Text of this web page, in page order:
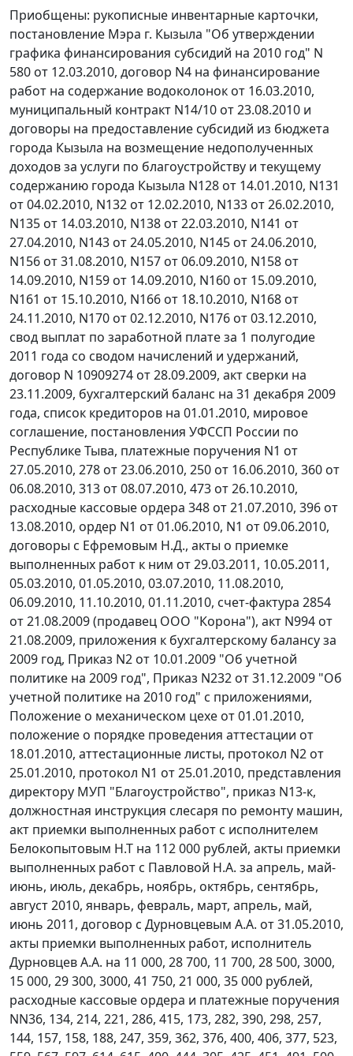
Приобщены: рукописные инвентарные карточки,
постановление Мэра г. Кызыла "Об утверждении
графика финансирования субсидий на 2010 год" N
580 от 12.03.2010, договор N4 на финансирование
работ на содержание водоколонок от 16.03.2010,
муниципальный контракт N14/10 от 23.08.2010 и
договоры на предоставление субсидий из бюджета
города Кызыла на возмещение недополученных
доходов за услуги по благоустройству и текущему
содержанию города Кызыла N128 от 14.01.2010, N131
от 04.02.2010, N132 от 12.02.2010, N133 от 26.02.2010,
N135 от 14.03.2010, N138 от 22.03.2010, N141 от
27.04.2010, N143 от 24.05.2010, N145 от 24.06.2010,
N156 от 31.08.2010, N157 от 06.09.2010, N158 от
14.09.2010, N159 от 14.09.2010, N160 от 15.09.2010,
N161 от 15.10.2010, N166 от 18.10.2010, N168 от
24.11.2010, N170 от 02.12.2010, N176 от 03.12.2010,
свод выплат по заработной плате за 1 полугодие
2011 года со сводом начислений и удержаний,
договор N 10909274 от 28.09.2009, акт сверки на
23.11.2009, бухгалтерский баланс на 31 декабря 2009
года, список кредиторов на 01.01.2010, мировое
соглашение, постановления УФССП России по
Республике Тыва, платежные поручения N1 от
27.05.2010, 278 от 23.06.2010, 250 от 16.06.2010, 360 от
06.08.2010, 313 от 08.07.2010, 473 от 26.10.2010,
расходные кассовые ордера 348 от 21.07.2010, 396 от
13.08.2010, ордер N1 от 01.06.2010, N1 от 09.06.2010,
договоры с Ефремовым Н.Д., акты о приемке
выполненных работ к ним от 29.03.2011, 10.05.2011,
05.03.2010, 01.05.2010, 03.07.2010, 11.08.2010,
06.09.2010, 11.10.2010, 01.11.2010, счет-фактура 2854
от 21.08.2009 (продавец ООО "Корона"), акт N994 от
21.08.2009, приложения к бухгалтерскому балансу за
2009 год, Приказ N2 от 10.01.2009 "Об учетной
политике на 2009 год", Приказ N232 от 31.12.2009 "Об
учетной политике на 2010 год" с приложениями,
Положение о механическом цехе от 01.01.2010,
положение о порядке проведения аттестации от
18.01.2010, аттестационные листы, протокол N2 от
25.01.2010, протокол N1 от 25.01.2010, представления
директору МУП "Благоустройство", приказ N13-к,
должностная инструкция слесаря по ремонту машин,
акт приемки выполненных работ с исполнителем
Белокопытовым Н.Т на 112 000 рублей, акты приемки
выполненных работ с Павловой Н.А. за апрель, май-
июнь, июль, декабрь, ноябрь, октябрь, сентябрь,
август 2010, январь, февраль, март, апрель, май,
июнь 2011, договор с Дурновцевым А.А. от 31.05.2010,
акты приемки выполненных работ, исполнитель
Дурновцев А.А. на 11 000, 28 700, 11 700, 28 500, 3000,
15 000, 29 300, 3000, 41 750, 21 000, 35 000 рублей,
расходные кассовые ордера и платежные поручения
NN36, 134, 214, 221, 286, 415, 173, 282, 390, 298, 257,
144, 157, 158, 188, 247, 359, 362, 376, 400, 406, 377, 523,